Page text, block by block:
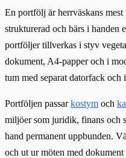
En portfölj är herrväskans
strukturerad och bärs i handen
portföljer tillverkas i styv
dokument, A4-papper och i
tum med separat datorfack och
Portföljen passarkostym och
miljöer som juridik, finans och
hand permanent uppbunden.
och ut ur möten med